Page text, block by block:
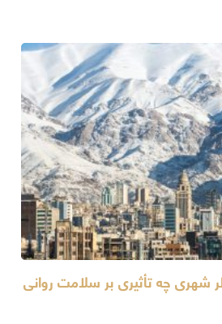
شهری چه تأثیری بر سلامت روانی